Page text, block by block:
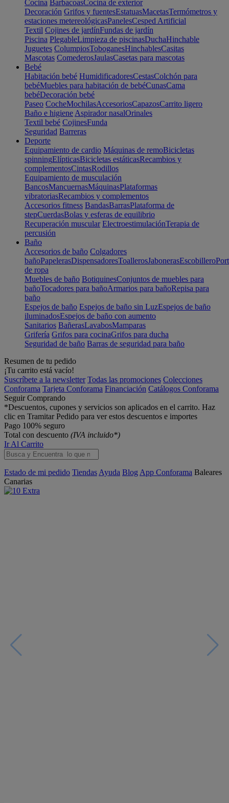
Cocina BarbacoasCocina de exterior
Decoración Grifos y fuentesEstatuasMacetasTermómetros y
estaciones metereológicasPanelesCesped Artificial
Textil Cojines de jardínFundas de jardín
Piscina PlegableLimpieza de piscinasDuchaHinchable
Juguetes ColumpiosToboganesHinchablesCasitas
Mascotas ComederosJaulasCasetas para mascotas
Bebé
Habitación bebé HumidificadoresCestasColchón para
bebéMuebles para habitación de bebéCunasCama
bebéDecoración bebé
Paseo CocheMochilasAccesoriosCapazosCarrito ligero
Baño e higiene Aspirador nasalOrinales
Textil bebé CojinesFunda
Seguridad Barreras
Deporte
Equipamiento de cardio Máquinas de remoBicicletas
spinningElípticasBicicletas estáticasRecambios y
complementosCintasRodillos
Equipamiento de musculación
BancosMancuernasMáquinasPlataformas
vibratoriasRecambios y complementos
Accesorios fitness BandasBarrasPlataforma de
stepCuerdasBolas y esferas de equilibrio
Recuperación muscular ElectroestimulaciónTerapia de
percusión
Baño
Accesorios de baño Colgadores
bañoPapelerasDispensadoresToallerosJabonerasEscobillero
de ropa
Muebles de baño BotiquinesConjuntos de muebles para
bañoTocadores para bañoArmarios para bañoRepisa para
baño
Espejos de baño Espejos de baño sin LuzEspejos de baño
iluminadosEspejos de baño con aumento
Sanitarios BañerasLavabosMamparas
Grifería Grifos para cocinaGrifos para ducha
Seguridad de baño Barras de seguridad para baño
Resumen de tu pedido
¡Tu carrito está vacío!
Suscríbete a la newsletter Todas las promociones Colecciones
Conforama Tarjeta Conforama Financiación Catálogos Conforama
Seguir Comprando
*Descuentos, cupones y servicios son aplicados en el carrito. Haz
clic en Tramitar Pedido para ver estos descuentos e importes
Pago 100% seguro
Total con descuento (IVA incluido*)
Ir Al Carrito
Estado de mi pedido Tiendas Ayuda Blog App Conforama Baleares
Canarias